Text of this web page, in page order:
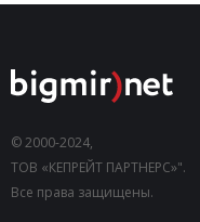
© 2000-2024,
ТОВ «КЕПРЕЙТ ПАРТНЕРС»".
Все права защищены.